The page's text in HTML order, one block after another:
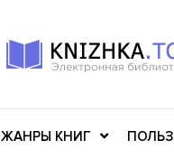
ЖАНРЫ КНИГ